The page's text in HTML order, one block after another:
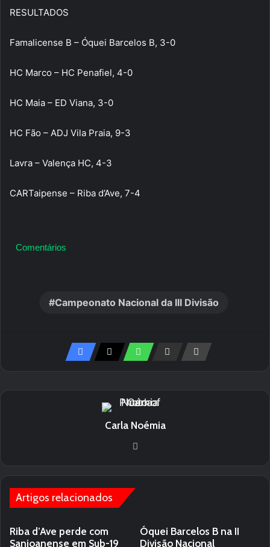
RESULTADOS
Famalicense B – Óquei Barcelos B, 3-0
HC Marco – HC Penafiel, 4-0
HC Maia – ED Viana, 3-0
HC Fão – ADJ Vila Praia, 9-3
Lavra – Valença HC, 4-3
CARTaipense – Riba d’Ave, 7-4
Comentários
Campeonato Nacional da III Divisão
Carla Noémia
Artigos relacionados
Riba d’Ave perde com
Sanjoanense em Sub-19
Óquei Barcelos B na II
Divisão Nacional